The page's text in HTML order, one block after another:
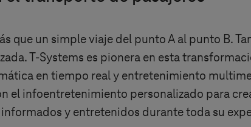
que un simple viaje del punto A al punto B.
T-Systems es pionera en esta
en tiempo real y entretenimiento
el infoentretenimiento personalizado para
y entretenidos durante toda su